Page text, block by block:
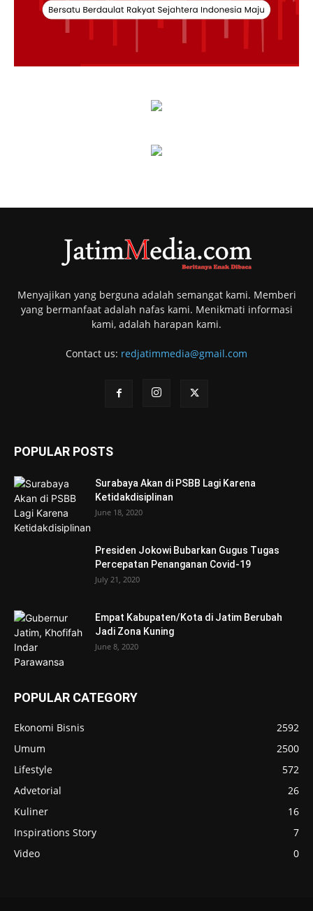
Menyajikan yang berguna adalah semangat kami. Memberi
yang bermanfaat adalah nafas kami. Menikmati informasi
kami, adalah harapan kami.
Contact us: redjatimmedia@gmail.com
POPULAR POSTS
Surabaya Akan di PSBB Lagi Karena
Ketidakdisiplinan
June 18, 2020
Presiden Jokowi Bubarkan Gugus Tugas
Percepatan Penanganan Covid-19
July 21, 2020
Empat Kabupaten/Kota di Jatim Berubah
Jadi Zona Kuning
June 8, 2020
POPULAR CATEGORY
Ekonomi Bisnis
2592
Umum
2500
Lifestyle
572
Advetorial
26
Kuliner
16
Inspirations Story
7
Video
0